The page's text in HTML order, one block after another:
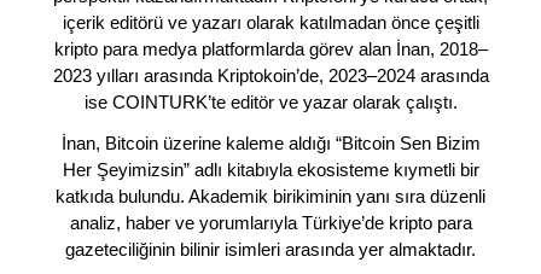
içerik editörü ve yazarı olarak katılmadan önce çeşitli
kripto para medya platformlarda görev alan İnan, 2018–
2023 yılları arasında Kriptokoin’de, 2023–2024 arasında
ise COINTURK’te editör ve yazar olarak çalıştı.
İnan, Bitcoin üzerine kaleme aldığı “Bitcoin Sen Bizim
Her Şeyimizsin” adlı kitabıyla ekosisteme kıymetli bir
katkıda bulundu. Akademik birikiminin yanı sıra düzenli
analiz, haber ve yorumlarıyla Türkiye’de kripto para
gazeteciliğinin bilinir isimleri arasında yer almaktadır.